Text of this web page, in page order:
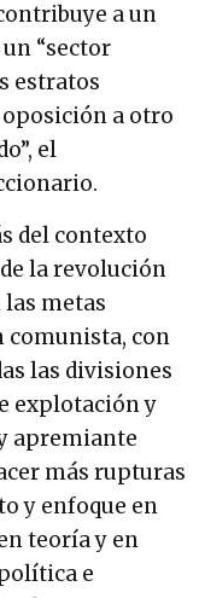
a un
“sector
estratos
a otro
el
del contexto
la revolución
metas
comunista, con
las divisiones
explotación y
apremiante
más rupturas
y enfoque en
teoría y en
e